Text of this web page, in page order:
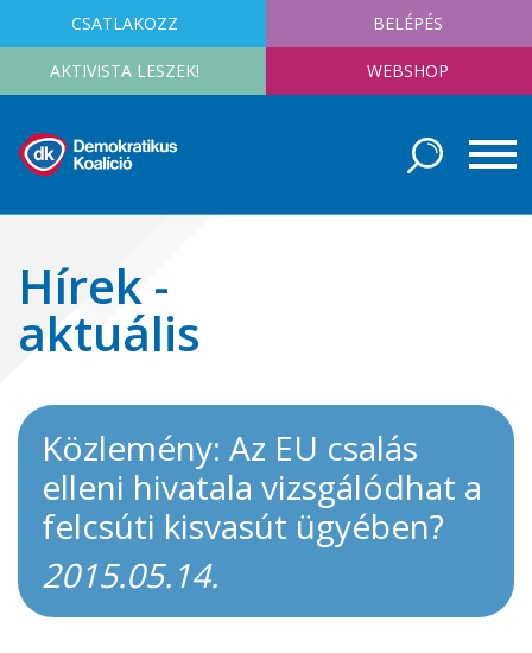
CSATLAKOZZ BELÉPÉS
AKTIVISTA LESZEK! WEBSHOP
Hírek -
aktuális
Közlemény: Az EU csalás
elleni hivatala vizsgálódhat a
felcsúti kisvasút ügyében?
2015.05.14.